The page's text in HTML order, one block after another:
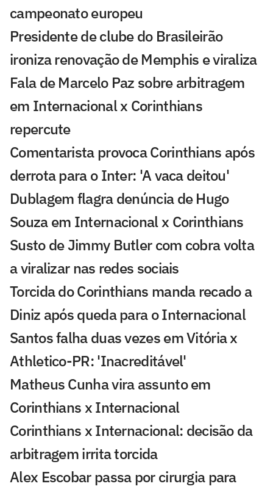
campeonato europeu
Presidente de clube do Brasileirão
ironiza renovação de Memphis e viraliza
Fala de Marcelo Paz sobre arbitragem
em Internacional x Corinthians
repercute
Comentarista provoca Corinthians após
derrota para o Inter: 'A vaca deitou'
Dublagem flagra denúncia de Hugo
Souza em Internacional x Corinthians
Susto de Jimmy Butler com cobra volta
a viralizar nas redes sociais
Torcida do Corinthians manda recado a
Diniz após queda para o Internacional
Santos falha duas vezes em Vitória x
Athletico-PR: 'Inacreditável'
Matheus Cunha vira assunto em
Corinthians x Internacional
Corinthians x Internacional: decisão da
arbitragem irrita torcida
Alex Escobar passa por cirurgia para